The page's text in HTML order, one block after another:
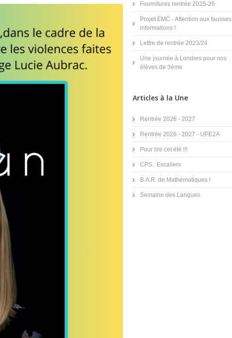
Fournitures rentrée 2025-26
Projet EMC - Attention aux fausses
informations !
Lettre de rentrée 2023/24
Une journée à Londres pour nos
élèves de 3ème
Articles à la Une
Rentrée 2026 - 2027
Rentrée 2026 - 2027 - UPE2A
Pour lire cet été !!!
CPS : Escaliers
B.A.R. de Mathématiques !
Semaine des Langues